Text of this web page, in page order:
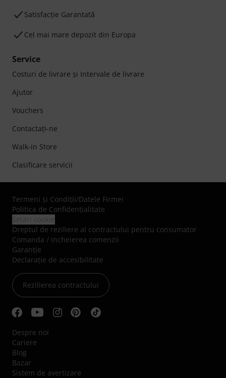
Satisfacție Garantată
Cel mai mare depozit din Europa
Service
Costuri de livrare şi Intervale de livrare
Ajutor
Vouchers
Contactaţi-ne
Walk-in Store
Clasificare servicii
Termeni şi Condiţii/Datele Firmei
Politica de Confidenţialitate
Dreptul de reziliere al contractului pentru consumator
Comanda / incheierea comenzii
Garanție
Declarație de accesibilitate
Rezilierea contractului
Despre noi
Cariere
Blog
Bazar
Sistem de avertizare